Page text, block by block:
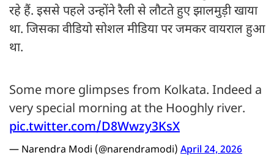
रहे हैं. इससे पहले उन्होंने रैली से लौटते हुए झालमुड़ी खाया
था. जिसका वीडियो सोशल मीडिया पर जमकर वायराल हुआ
था.
Some more glimpses from Kolkata. Indeed a
very special morning at the Hooghly river.
pic.twitter.com/D8Wwzy3KsX
— Narendra Modi (@narendramodi) April 24, 2026